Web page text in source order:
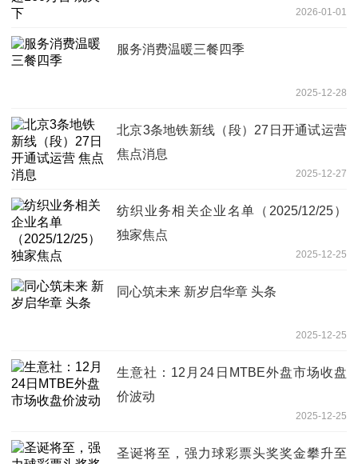
2026-01-01
服务消费温暖三餐四季
2025-12-28
北京3条地铁新线（段）27日开通试运营
焦点消息
2025-12-27
纺织业务相关企业名单（2025/12/25）
独家焦点
2025-12-25
同心筑未来 新岁启华章 头条
2025-12-25
生意社：12月24日MTBE外盘市场收盘
价波动
2025-12-25
圣诞将至，强力球彩票头奖奖金攀升至